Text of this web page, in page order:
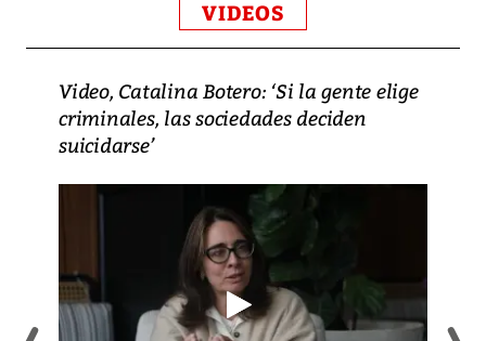
VIDEOS
Video, Catalina Botero: ‘Si la gente elige
criminales, las sociedades deciden
suicidarse’